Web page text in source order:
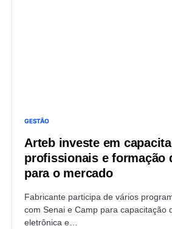
GESTÃO
Arteb investe em
profissionais e formação
para o mercado
Fabricante participa de vários
com Senai e Camp para capacitação
eletrônica e…